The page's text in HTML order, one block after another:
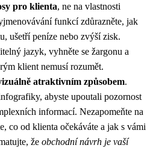
pro klienta, ne na vlastnosti
funkcí zdůrazněte, jak
ušetří peníze nebo zvýší zisk.
jazyk, vyhněte se žargonu a
klient nemusí rozumět.
atraktivním způsobem.
abyste upoutali pozornost
informací. Nezapomeňte na
co od klienta očekáváte a jak s vámi
že obchodní návrh je vaší